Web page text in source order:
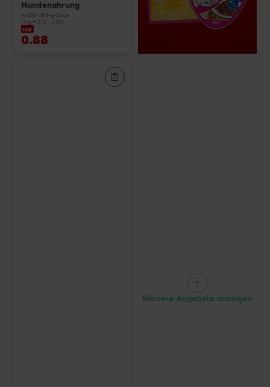
Hundenahrung
je 400 - 415-g-Dose
(1 kg = 2.12 - 2.20)
nur
0.88
Weitere Angebote anzeigen